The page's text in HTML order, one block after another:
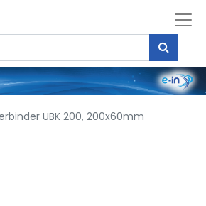
UBK 200, 200x60mm